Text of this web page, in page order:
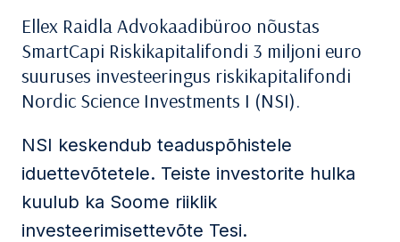
Ellex Raidla Advokaadibüroo nõustas
SmartCapi Riskikapitalifondi 3 miljoni euro
suuruses investeeringus riskikapitalifondi
Nordic Science Investments I (NSI).
NSI keskendub teaduspõhistele
iduettevõtetele. Teiste investorite hulka
kuulub ka Soome riiklik
investeerimisettevõte Tesi.